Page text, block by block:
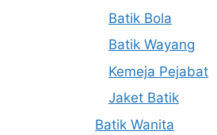
Batik Bola
Batik Wayang
Kemeja Pejabat
Jaket Batik
Batik Wanita